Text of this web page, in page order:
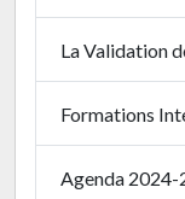
La Validation
Formations
Agenda 2024-